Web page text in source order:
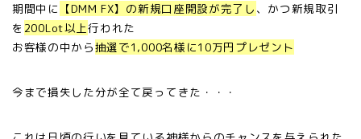
期間中に 【DMM FX】の新規口座開設が完了し 、かつ新規取引
を 200Lot以上行われた
お客様の中から抽選で1,000名様に10万円プレゼント
今まで損失した分が全て戻ってきた・・・